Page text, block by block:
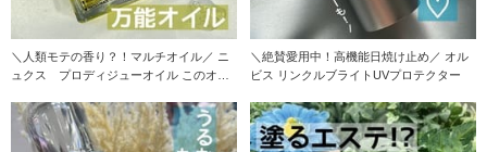
＼人類モテの香り？！マルチオイル／ ニ
ュクス プロディジューオイル このオイ
＼絶賛愛用中！高機能日焼け止め／ オル
ビス リンクルブライトUVプロテクター